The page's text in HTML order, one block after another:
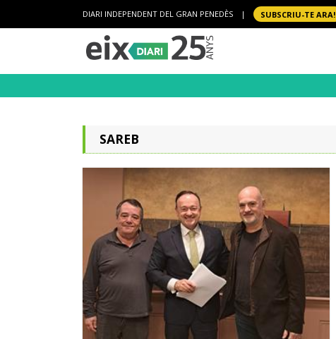
DIARI INDEPENDENT DEL GRAN PENEDÈS | SUBSCRIU-TE ARA!
SAREB